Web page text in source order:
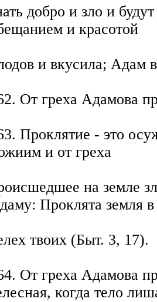
добро и зло и
и красотой
и вкусила; Адам
От греха Адамова
Проклятие - это
и от греха
на земле
Проклята земля в
твоих (Быт. 3, 17).
От греха Адамова
когда тело